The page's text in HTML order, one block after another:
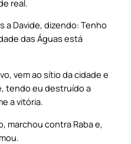
real.
a Davide, dizendo: Tenho
das Águas está
vem ao sítio da cidade e
tendo eu destruído a
a vitória.
marchou contra Raba e,